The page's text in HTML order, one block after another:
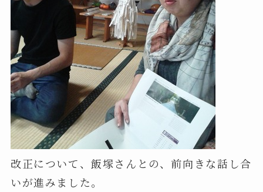
改正について、飯塚さんとの、前向きな話し合
いが進みました。